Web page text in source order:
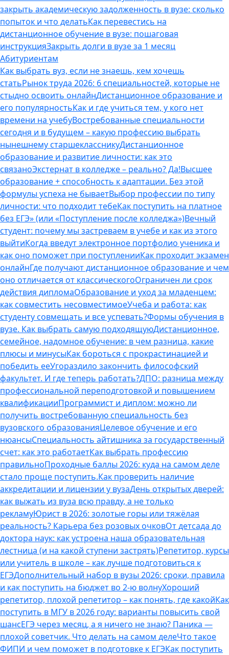
закрыть академическую задолженность в вузе: сколько
попыток и что делатьКак перевестись на
дистанционное обучение в вузе: пошаговая
инструкцияЗакрыть долги в вузе за 1 месяц
Абитуриентам
Как выбрать вуз, если не знаешь, кем хочешь
статьРынок труда 2026: 6 специальностей, которые не
стыдно освоить онлайнДистанционное образование и
его популярностьКак и где учиться тем, у кого нет
времени на учебуВостребованные специальности
сегодня и в будущем – какую профессию выбрать
нынешнему старшеклассникуДистанционное
образование и развитие личности: как это
связаноЭкстернат в колледже – реально? Да!Высшее
образование + способность к адаптации. Без этой
формулы успеха не бываетВыбор профессии по типу
личности: что подходит тебеКак поступить на платное
без ЕГЭ» (или «Поступление после колледжа»)Вечный
студент: почему мы застреваем в учебе и как из этого
выйтиКогда введут электронное портфолио ученика и
как оно поможет при поступленииКак проходит экзамен
онлайнГде получают дистанционное образование и чем
оно отличается от классическогоОграничен ли срок
действия дипломаОбразование и уход за младенцем:
как совместить несовместимоеУчеба и работа: как
студенту совмещать и все успевать?Формы обучения в
вузе. Как выбрать самую подходящуюДистанционное,
семейное, надомное обучение: в чем разница, какие
плюсы и минусыКак бороться с прокрастинацией и
победить ееУгораздило закончить философский
факультет. И где теперь работать?ДПО: разница между
профессиональной переподготовкой и повышением
квалификацииПрограммист и диплом: можно ли
получить востребованную специальность без
вузовского образованияЦелевое обучение и его
нюансыСпециальность айтишника за государственный
счет: как это работаетКак выбрать профессию
правильноПроходные баллы 2026: куда на самом деле
стало проще поступить.Как проверить наличие
аккредитации и лицензии у вузаДень открытых дверей:
как выжать из вуза всю правду, а не только
рекламуЮрист в 2026: золотые горы или тяжёлая
реальность? Карьера без розовых очковОт детсада до
доктора наук: как устроена наша образовательная
лестница (и на какой ступени застрять)Репетитор, курсы
или учитель в школе – как лучше подготовиться к
ЕГЭДополнительный набор в вузы 2026: сроки, правила
и как поступить на бюджет во 2‑ю волнуХороший
репетитор, плохой репетитор – как понять, где какойКак
поступить в МГУ в 2026 году: варианты повысить свой
шансЕГЭ через месяц, а я ничего не знаю? Паника —
плохой советчик. Что делать на самом делеЧто такое
ФИПИ и чем поможет в подготовке к ЕГЭКак поступить